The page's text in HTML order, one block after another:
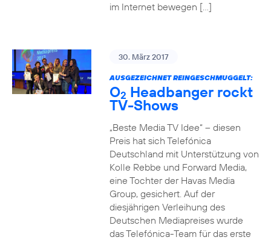
im Internet bewegen […]
30. März 2017
AUSGEZEICHNET REINGESCHMUGGELT:
O2 Headbanger rockt
TV-Shows
„Beste Media TV Idee“ – diesen
Preis hat sich Telefónica
Deutschland mit Unterstützung von
Kolle Rebbe und Forward Media,
eine Tochter der Havas Media
Group, gesichert. Auf der
diesjährigen Verleihung des
Deutschen Mediapreises wurde
das Telefónica-Team für das erste